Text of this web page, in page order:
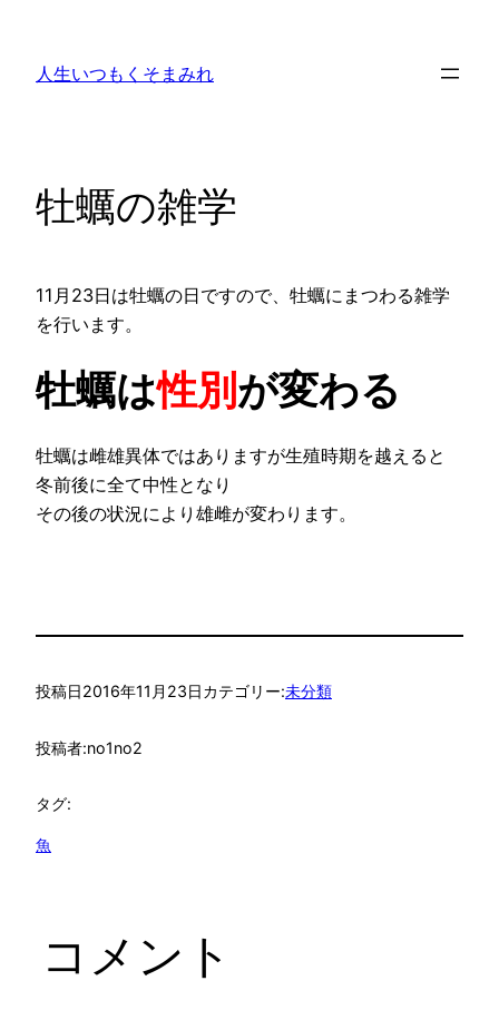
人生いつもくそまみれ
牡蠣の雑学
11月23日は牡蠣の日ですので、牡蠣にまつわる雑学
を行います。
牡蠣は性別が変わる
牡蠣は雌雄異体ではありますが生殖時期を越えると
冬前後に全て中性となり
その後の状況により雄雌が変わります。
投稿日2016年11月23日カテゴリー:未分類
投稿者:no1no2
タグ:
魚
コメント